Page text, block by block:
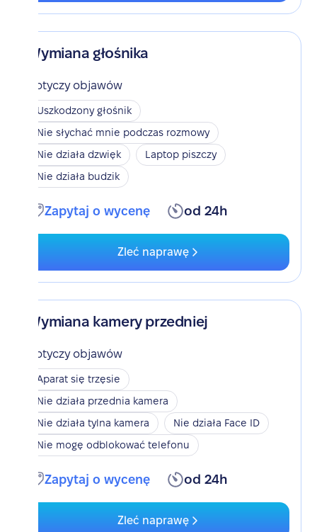
Wymiana głośnika
Dotyczy objawów
Uszkodzony głośnik
Nie słychać mnie podczas rozmowy
Nie działa dzwięk
Laptop piszczy
Nie działa budzik
Zapytaj o wycenę od 24h
Zleć naprawę
Wymiana kamery przedniej
Dotyczy objawów
Aparat się trzęsie
Nie działa przednia kamera
Nie działa tylna kamera
Nie działa Face ID
Nie mogę odblokować telefonu
Zapytaj o wycenę od 24h
Zleć naprawę